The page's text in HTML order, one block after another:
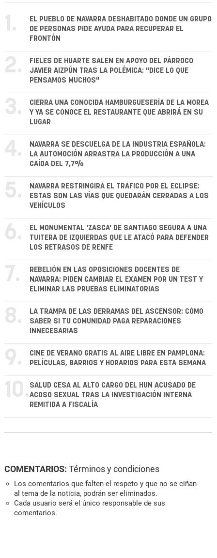
1.
EL PUEBLO DE NAVARRA DESHABITADO DONDE UN GRUPO
DE PERSONAS PIDE AYUDA PARA RECUPERAR EL
FRONTÓN
2.
FIELES DE HUARTE SALEN EN APOYO DEL PÁRROCO
JAVIER AIZPÚN TRAS LA POLÉMICA: "DICE LO QUE
PENSAMOS MUCHOS"
3.
CIERRA UNA CONOCIDA HAMBURGUESERÍA DE LA MOREA
Y YA SE CONOCE EL RESTAURANTE QUE ABRIRÁ EN SU
LUGAR
4.
NAVARRA SE DESCUELGA DE LA INDUSTRIA ESPAÑOLA:
LA AUTOMOCIÓN ARRASTRA LA PRODUCCIÓN A UNA
CAÍDA DEL 7,7%
5.
NAVARRA RESTRINGIRÁ EL TRÁFICO POR EL ECLIPSE:
ESTAS SON LAS VÍAS QUE QUEDARÁN CERRADAS A LOS
VEHÍCULOS
6.
EL MONUMENTAL 'ZASCA' DE SANTIAGO SEGURA A UNA
TUITERA DE IZQUIERDAS QUE LE ATACÓ PARA DEFENDER
LOS RETRASOS DE RENFE
7.
REBELIÓN EN LAS OPOSICIONES DOCENTES DE
NAVARRA: PIDEN CAMBIAR EL EXAMEN POR UN TEST Y
ELIMINAR LAS PRUEBAS ELIMINATORIAS
8.
LA TRAMPA DE LAS DERRAMAS DEL ASCENSOR: CÓMO
SABER SI TU COMUNIDAD PAGA REPARACIONES
INNECESARIAS
9.
CINE DE VERANO GRATIS AL AIRE LIBRE EN PAMPLONA:
PELÍCULAS, BARRIOS Y HORARIOS PARA ESTA SEMANA
10. SALUD CESA AL ALTO CARGO DEL HUN ACUSADO DE
ACOSO SEXUAL TRAS LA INVESTIGACIÓN INTERNA
REMITIDA A FISCALÍA
COMENTARIOS: Términos y condiciones
Los comentarios que falten el respeto y que no se ciñan
al tema de la noticia, podrán ser eliminados.
Cada usuario será el único responsable de sus
comentarios.